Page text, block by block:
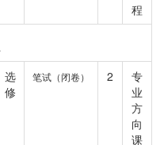
程
选
修
笔试（闭卷） 2
专
业
方
向
课